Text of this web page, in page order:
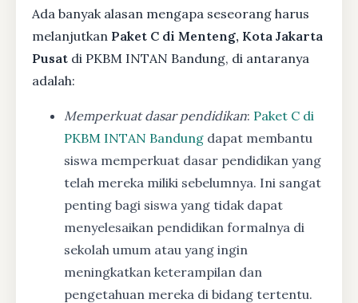
Ada banyak alasan mengapa seseorang harus
melanjutkan Paket C di Menteng, Kota Jakarta
Pusat di PKBM INTAN Bandung, di antaranya
adalah:
Memperkuat dasar pendidikan: Paket C di
PKBM INTAN Bandung dapat membantu
siswa memperkuat dasar pendidikan yang
telah mereka miliki sebelumnya. Ini sangat
penting bagi siswa yang tidak dapat
menyelesaikan pendidikan formalnya di
sekolah umum atau yang ingin
meningkatkan keterampilan dan
pengetahuan mereka di bidang tertentu.